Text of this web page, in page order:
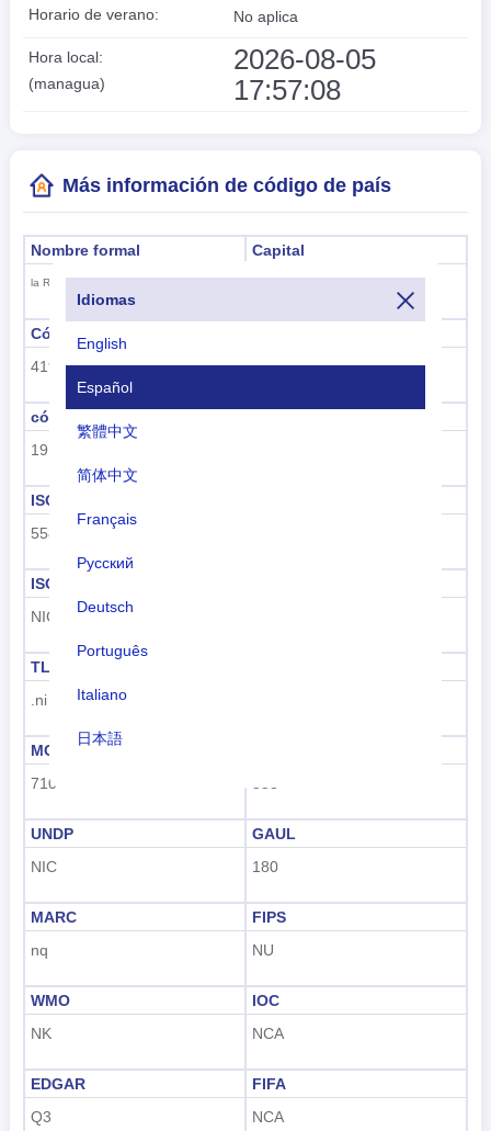
Idiomas
English
Español
繁體中文
简体中文
Français
Русский
Deutsch
Português
Italiano
日本語
tiếng Việt
한국어
Horario de verano: No aplica
Hora local:
(managua)
2026-08-05
17:57:09
Más información de código de país
Nombre formal
la República de Nicaragua
Capital
managua
Código de subregión
419
América Latina y el Caribe
código de región
19
ISO 3166-1 numérico
558
ISO 3166-1-Alfa-3
NIC
TLD
.ni
MCC
710
UNDP
NIC
GAUL
180
MARC
nq
FIPS
NU
WMO
NK
IOC
NCA
EDGAR
Q3
FIFA
NCA